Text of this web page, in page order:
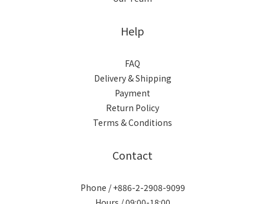
Help
FAQ
Delivery & Shipping
Payment
Return Policy
Terms & Conditions
Contact
Phone / +886-2-2908-9099